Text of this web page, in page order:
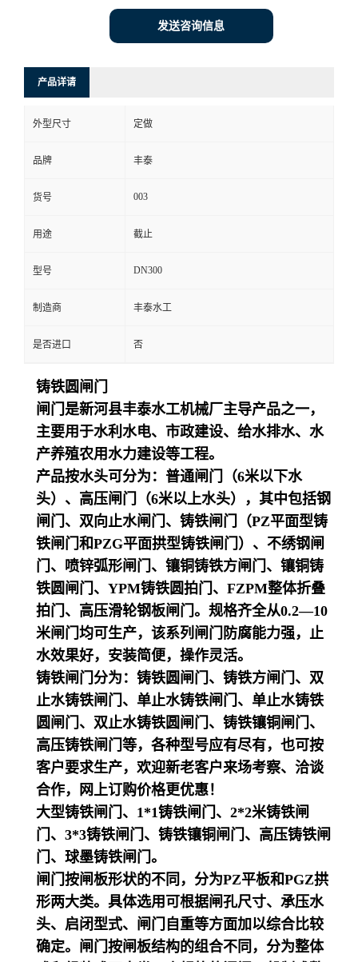
发送咨询信息
产品详请
外型尺寸 定做
品牌 丰泰
货号 003
用途 截止
型号 DN300
制造商 丰泰水工
是否进口 否
铸铁圆闸门
闸门是新河县丰泰水工机械厂主导产品之一，
主要用于水利水电、市政建设、给水排水、水
产养殖农用水力建设等工程。
产品按水头可分为：普通闸门（6米以下水
头）、高压闸门（6米以上水头），其中包括钢
闸门、双向止水闸门、铸铁闸门（PZ平面型铸
铁闸门和PZG平面拱型铸铁闸门）、不绣钢闸
门、喷锌弧形闸门、镶铜铸铁方闸门、镶铜铸
铁圆闸门、YPM铸铁圆拍门、FZPM整体折叠
拍门、高压滑轮钢板闸门。规格齐全从0.2—10
米闸门均可生产，该系列闸门防腐能力强，止
水效果好，安装简便，操作灵活。
铸铁闸门分为：铸铁圆闸门、铸铁方闸门、双
止水铸铁闸门、单止水铸铁闸门、单止水铸铁
圆闸门、双止水铸铁圆闸门、铸铁镶铜闸门、
高压铸铁闸门等，各种型号应有尽有，也可按
客户要求生产，欢迎新老客户来场考察、洽谈
合作，网上订购价格更优惠！
大型铸铁闸门、1*1铸铁闸门、2*2米铸铁闸
门、3*3铸铁闸门、铸铁镶铜闸门、高压铸铁闸
门、球墨铸铁闸门。
闸门按闸板形状的不同，分为PZ平板和PGZ拱
形两大类。具体选用可根据闸孔尺寸、承压水
头、启闭型式、闸门自重等方面加以综合比较
确定。闸门按闸板结构的组合不同，分为整体